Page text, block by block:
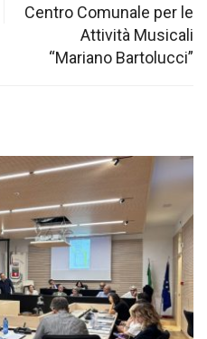
Centro Comunale per le
Attività Musicali
“Mariano Bartolucci”